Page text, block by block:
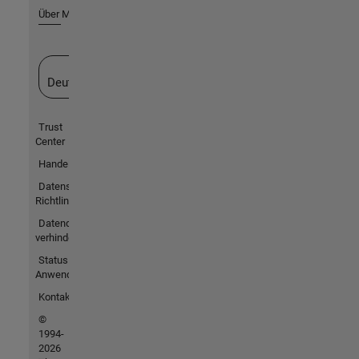
Über MathWorks
Deutschland
Trust
Center
Handelsmarken
Datenschutz-
Richtlinien
Datendiebstahl
verhindern
Status von
Anwendungen
Kontakt
©
1994-
2026